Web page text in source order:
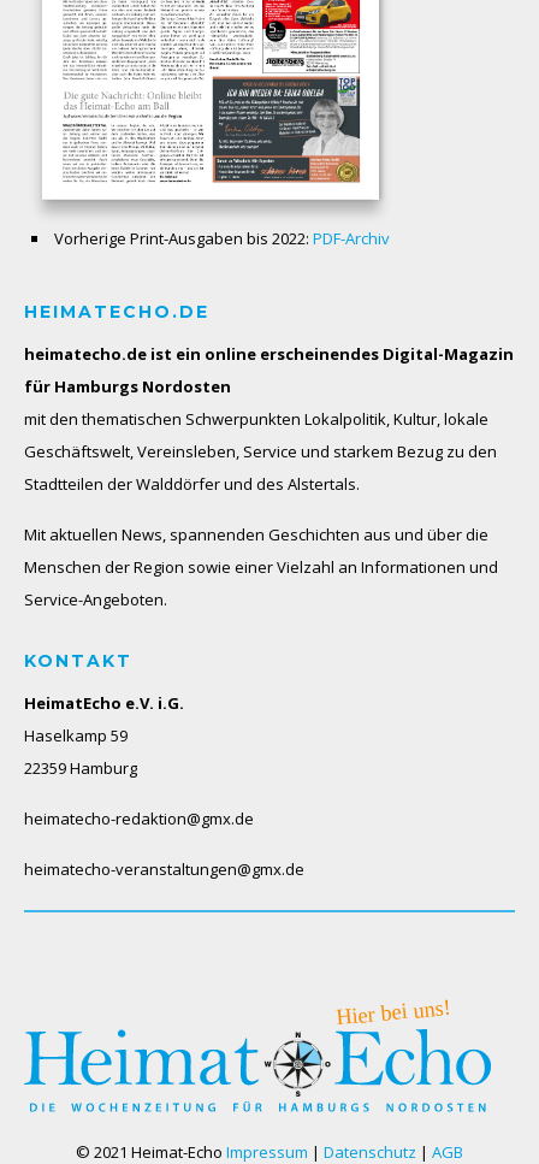
Vorherige Print-Ausgaben bis 2022: PDF-Archiv
HEIMATECHO.DE
heimatecho.de ist ein online erscheinendes Digital-Magazin
für Hamburgs Nordosten
mit den thematischen Schwerpunkten Lokalpolitik, Kultur, lokale
Geschäftswelt, Vereinsleben, Service und starkem Bezug zu den
Stadtteilen der Walddörfer und des Alstertals.
Mit aktuellen News, spannenden Geschichten aus und über die
Menschen der Region sowie einer Vielzahl an Informationen und
Service-Angeboten.
KONTAKT
HeimatEcho e.V. i.G.
Haselkamp 59
22359 Hamburg
heimatecho-redaktion@gmx.de
heimatecho-veranstaltungen@gmx.de
© 2021 Heimat-Echo Impressum | Datenschutz | AGB